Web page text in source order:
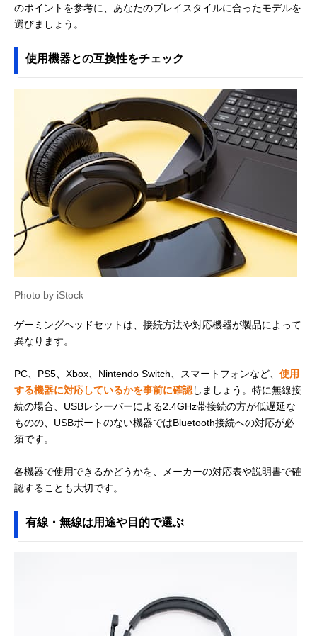
のポイントを参考に、あなたのプレイスタイルに合ったモデルを
選びましょう。
使用機器との互換性をチェック
Photo by iStock
ゲーミングヘッドセットは、接続方法や対応機器が製品によって
異なります。
PC、PS5、Xbox、Nintendo Switch、スマートフォンなど、 使用
する機器に対応しているかを事前に確認しましょう。特に無線接
続の場合、USBレシーバーによる2.4GHz帯接続の方が低遅延な
ものの、USBポートのない機器ではBluetooth接続への対応が必
須です。
各機器で使用できるかどうかを、メーカーの対応表や説明書で確
認することも大切です。
有線・無線は用途や目的で選ぶ